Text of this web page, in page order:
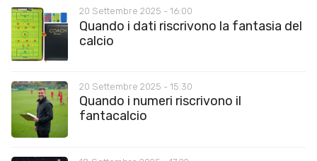
20 Settembre 2025 - 16:00
Quando i dati riscrivono la fantasia del
calcio
20 Settembre 2025 - 15:30
Quando i numeri riscrivono il
fantacalcio